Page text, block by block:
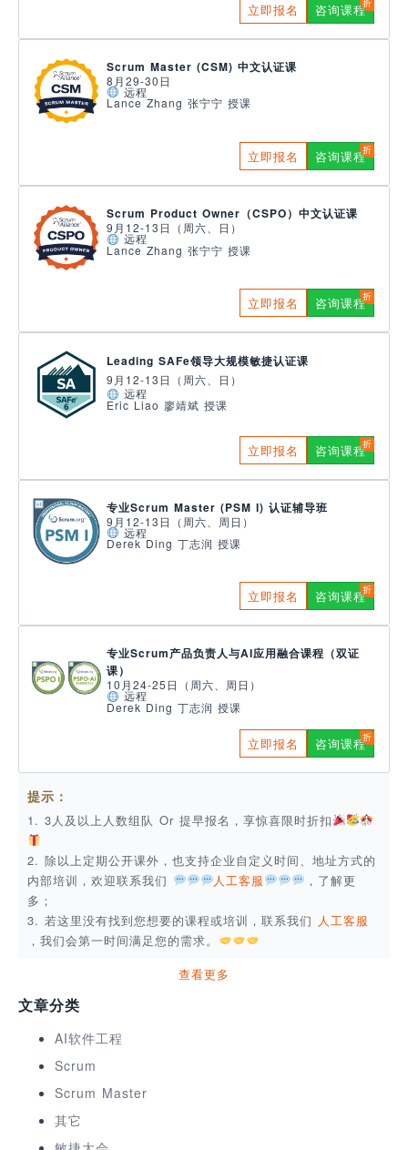
立即报名 咨询课程
Scrum Master (CSM) 中文认证课
8月29-30日
远程
Lance Zhang 张宁宁 授课
立即报名 咨询课程
Scrum Product Owner（CSPO）中文认证课
9月12-13日（周六、日）
远程
Lance Zhang 张宁宁 授课
立即报名 咨询课程
Leading SAFe领导大规模敏捷认证课
9月12-13日（周六、日）
远程
Eric Liao 廖靖斌 授课
立即报名 咨询课程
专业Scrum Master (PSM I) 认证辅导班
9月12-13日（周六、周日）
远程
Derek Ding 丁志润 授课
立即报名 咨询课程
专业Scrum产品负责人与AI应用融合课程（双证
课）
10月24-25日（周六、周日）
远程
Derek Ding 丁志润 授课
立即报名 咨询课程
提示：
1. 3人及以上人数组队 Or 提早报名，享惊喜限时折扣
2. 除以上定期公开课外，也支持企业自定义时间、地址方式的
内部培训，欢迎联系我们
人工客服
，了解更
多；
3. 若这里没有找到您想要的课程或培训，联系我们 人工客服
，我们会第一时间满足您的需求。
查看更多
文章分类
AI软件工程
Scrum
Scrum Master
其它